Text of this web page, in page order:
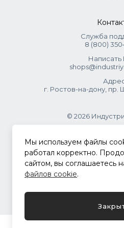
Служба
8 (800)
Написать
г. Ростов-на-дону, пр.
© 2026
.
Политика
Мы используем файлы
работал корректно.
сайтом, вы соглашаетесь
файлов cookie.